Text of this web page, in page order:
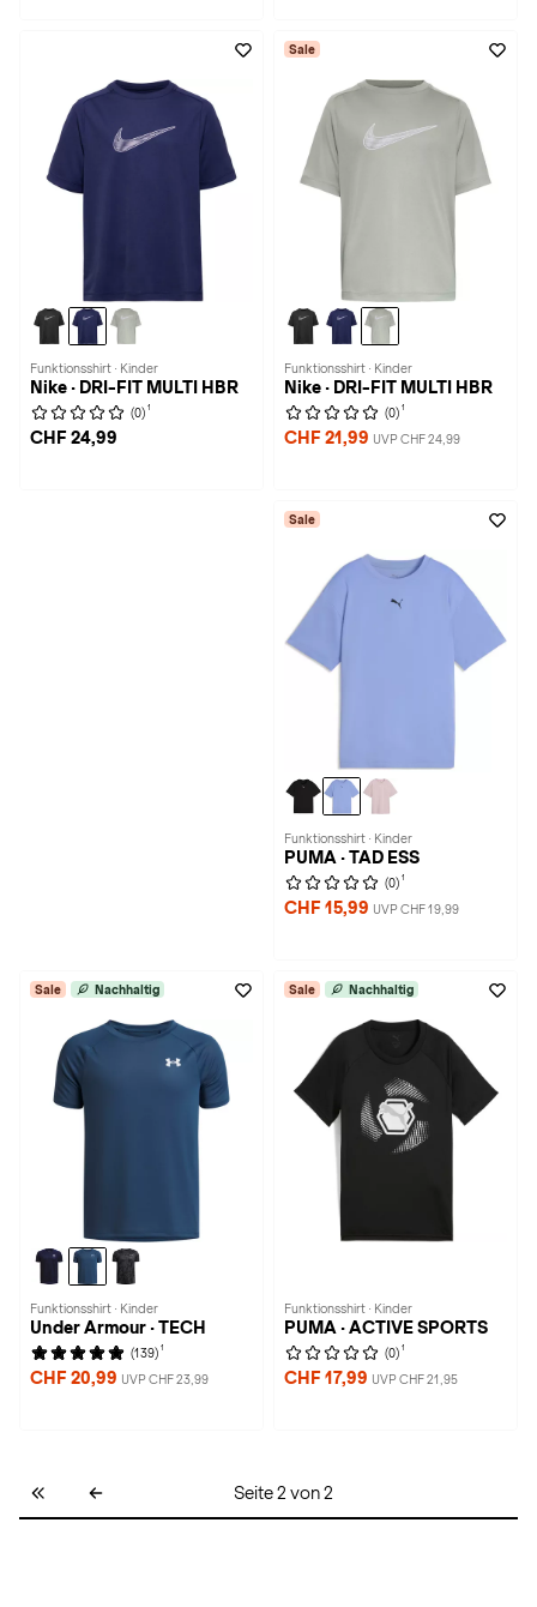
Funktionsshirt · Kinder
Nike · DRI-FIT MULTI HBR
(0) 1
CHF 24,99
Sale
Funktionsshirt · Kinder
Nike · DRI-FIT MULTI HBR
(0) 1
CHF 21,99 UVP CHF 24,99
Sale
Funktionsshirt · Kinder
PUMA · TAD ESS
(0) 1
CHF 15,99 UVP CHF 19,99
Sale Nachhaltig
Funktionsshirt · Kinder
Under Armour · TECH
(139) 1
CHF 20,99 UVP CHF 23,99
Sale Nachhaltig
Funktionsshirt · Kinder
PUMA · ACTIVE SPORTS
(0) 1
CHF 17,99 UVP CHF 21,95
Seite 2 von 2